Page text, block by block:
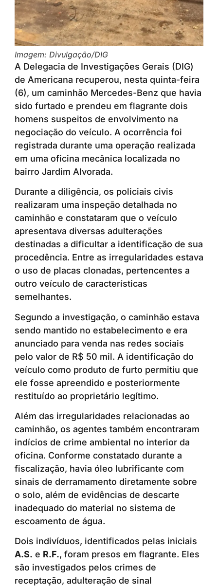
Imagem: Divulgação/DIG
A Delegacia de Investigações Gerais (DIG)
de Americana recuperou, nesta quinta-feira
(6), um caminhão Mercedes-Benz que havia
sido furtado e prendeu em flagrante dois
homens suspeitos de envolvimento na
negociação do veículo. A ocorrência foi
registrada durante uma operação realizada
em uma oficina mecânica localizada no
bairro Jardim Alvorada.
Durante a diligência, os policiais civis
realizaram uma inspeção detalhada no
caminhão e constataram que o veículo
apresentava diversas adulterações
destinadas a dificultar a identificação de sua
procedência. Entre as irregularidades estava
o uso de placas clonadas, pertencentes a
outro veículo de características
semelhantes.
Segundo a investigação, o caminhão estava
sendo mantido no estabelecimento e era
anunciado para venda nas redes sociais
pelo valor de R$ 50 mil. A identificação do
veículo como produto de furto permitiu que
ele fosse apreendido e posteriormente
restituído ao proprietário legítimo.
Além das irregularidades relacionadas ao
caminhão, os agentes também encontraram
indícios de crime ambiental no interior da
oficina. Conforme constatado durante a
fiscalização, havia óleo lubrificante com
sinais de derramamento diretamente sobre
o solo, além de evidências de descarte
inadequado do material no sistema de
escoamento de água.
Dois indivíduos, identificados pelas iniciais
A.S. e R.F., foram presos em flagrante. Eles
são investigados pelos crimes de
receptação, adulteração de sinal